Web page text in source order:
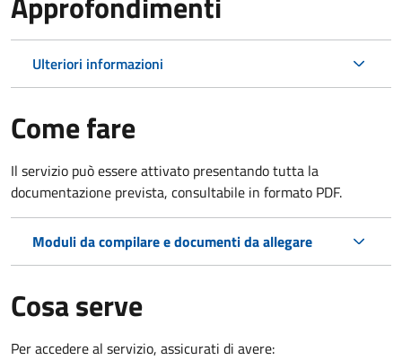
Ulteriori informazioni
Come fare
Il servizio può essere attivato presentando tutta la
documentazione prevista, consultabile in formato PDF.
Moduli da compilare e documenti da allegare
Cosa serve
Per accedere al servizio, assicurati di avere: